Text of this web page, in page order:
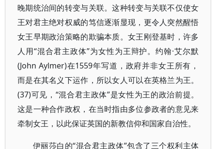
晚期统治间的转变与关联。这种转变与关联不仅使女
王对君主绝对权威的笃信逐渐显现，更令人突然醒悟
女王早期政治策略的欺骗本质。女王刚登基时，许多
人用“混合君主政体”为女性为王辩护。约翰·艾尔默
(John Aylmer)在1559年写道，政府并非女王所有，
而是在其名义下运作，所以女人可以在英格兰为王。
(37)可见，“混合君主政体”是女性为王的政治前提。
这是一种合作政权，在当时指由多位参政者的意见来
牵制女王，以此保证英国的新教信仰和国家自治性。
伊丽莎白的“混合君主政体”包含了三个权利主体